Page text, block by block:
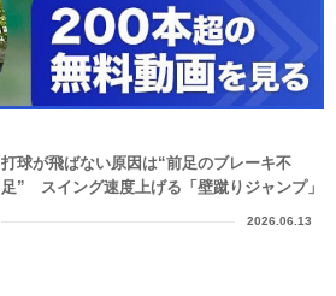
打球が飛ばない原因は“前足のブレーキ不
足” スイング速度上げる「壁蹴りジャンプ」
2026.06.13